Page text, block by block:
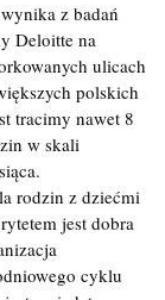
z badań
Deloitte na
ulicach
polskich
tracimy nawet 8
w skali
rodzin z dziećmi
jest dobra
cyklu